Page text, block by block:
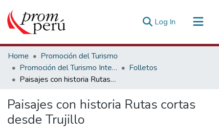
Log In (current)
Communities & Collections
All of DSpace
Statistics
Home
Promoción del Turismo
Promoción del Turismo Interno
Folletos
Paisajes con historia Rutas cortas desde Trujillo
Paisajes con historia Rutas cortas
desde Trujillo